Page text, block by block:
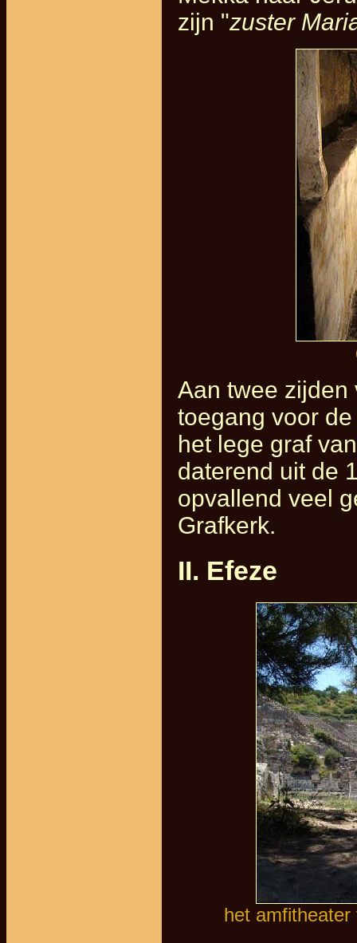
zijn "zuster
Aan twee zijden
toegang voor
het lege graf
daterend uit de
opvallend veel
Grafkerk.
II. Efeze
het